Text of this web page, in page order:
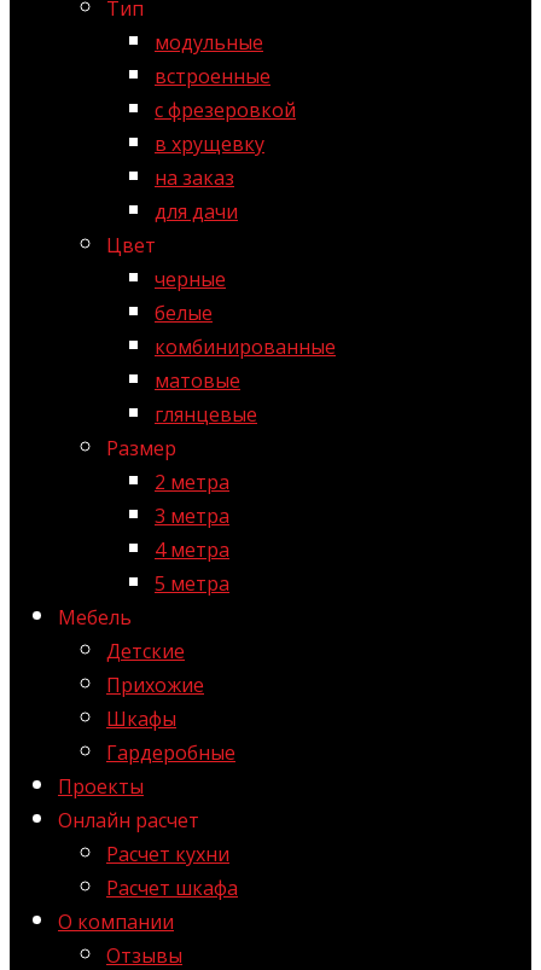
Тип
модульные
встроенные
с фрезеровкой
в хрущевку
на заказ
для дачи
Цвет
черные
белые
комбинированные
матовые
глянцевые
Размер
2 метра
3 метра
4 метра
5 метра
Мебель
Детские
Прихожие
Шкафы
Гардеробные
Проекты
Онлайн расчет
Расчет кухни
Расчет шкафа
О компании
Отзывы